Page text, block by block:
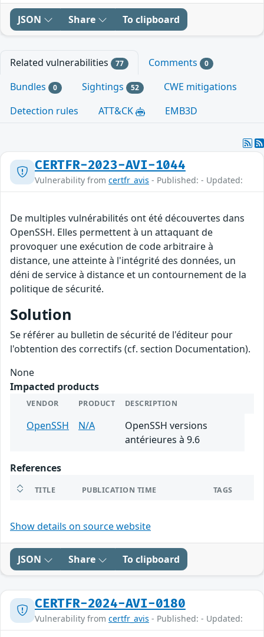
JSON Share To clipboard
Related vulnerabilities 77 Comments 0
Bundles 0 Sightings 52
CWE mitigations
Detection rules
ATT&CK EMB3D
CERTFR-2023-AVI-1044
Vulnerability from certfr_avis - Published: - Updated:
De multiples vulnérabilités ont été découvertes dans
OpenSSH. Elles permettent à un attaquant de
provoquer une exécution de code arbitraire à
distance, une atteinte à l'intégrité des données, un
déni de service à distance et un contournement de la
politique de sécurité.
Solution
Se référer au bulletin de sécurité de l'éditeur pour
l'obtention des correctifs (cf. section Documentation).
None
Impacted products
VENDOR PRODUCT DESCRIPTION
OpenSSH N/A
OpenSSH versions
antérieures à 9.6
References
TITLE PUBLICATION TIME TAGS
Show details on source website
JSON Share To clipboard
CERTFR-2024-AVI-0180
Vulnerability from certfr_avis - Published: - Updated: